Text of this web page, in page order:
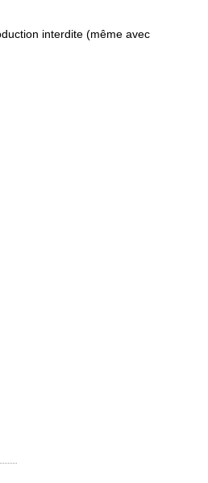
interdite (même avec